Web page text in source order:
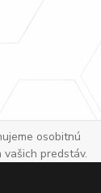
osobitnú
predstáv.